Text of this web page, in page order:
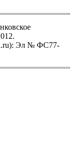
Эл № ФС77-